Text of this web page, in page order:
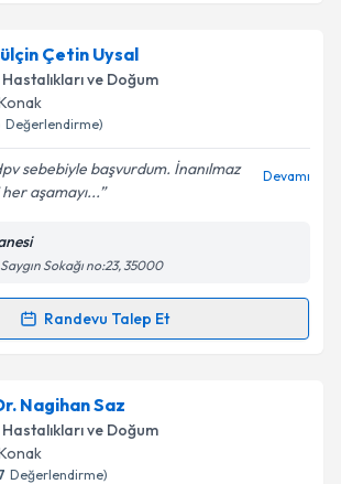
Takvim Talebini Gönder
Kızılkayaiçin randevu takvimi talebi
bu uzmandan randevu almanız için bir
e-posta ile bilgilendireceğiz.
işlenmesine ilişkin
okudum ve kişisel verilerimin belirtilen
işlenmesini kabul ediyorum.
Çetin Uysal
Hastalıkları ve Doğum
Değerlendirme)
sebebiyle başvurdum. İnanılmaz
aşamayı...
Devamı
Sokağı no:23, 35000
Randevu Talep Et
Takvimi Talebi
Uysaliçin randevu takvimi talebi
bu uzmandan randevu almanız için bir
e-posta ile bilgilendireceğiz.
Nagihan Saz
Hastalıkları ve Doğum
Değerlendirme)